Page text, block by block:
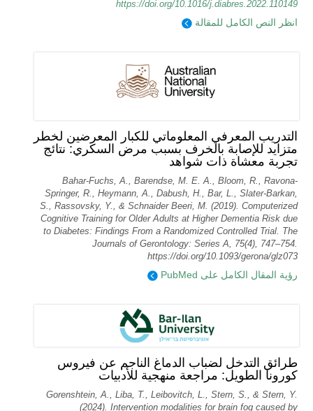
https://doi.org/10.1016/j.diabres.2022.110149
انظر النص الكامل للمقالة
التدريب المعرفي المعلوماتي للكبار المعرضين لخطر
متزايد للإصابة بالخرف بسبب مرض السكري: نتائج
تجربة معشاة ذات شواهد
Bahar-Fuchs, A., Barendse, M. E. A., Bloom, R., Ravona-
Springer, R., Heymann, A., Dabush, H., Bar, L., Slater-Barkan,
S., Rassovsky, Y., & Schnaider Beeri, M. (2019). Computerized
Cognitive Training for Older Adults at Higher Dementia Risk due
to Diabetes: Findings From a Randomized Controlled Trial. The
Journals of Gerontology: Series A, 75(4), 747–754.
https://doi.org/10.1093/gerona/glz073
رؤية المقال الكامل على PubMed
طرائق التدخل لضباب الدماغ الناجم عن فيروس
كورونا الطويل: مراجعة منهجية للأدبيات
Gorenshtein, A., Liba, T., Leibovitch, L., Stern, S., & Stern, Y.
(2024). Intervention modalities for brain fog caused by